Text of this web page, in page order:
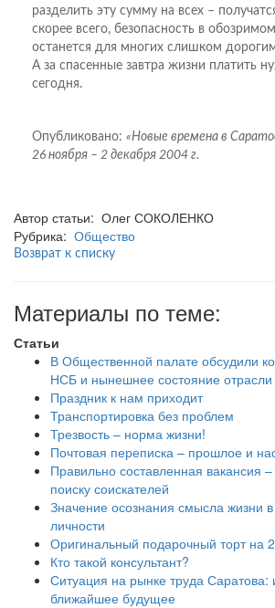
разделить эту сумму на всех –
скорее всего, безопасность в
останется для многих слишком
А за спасенные завтра жизни платить
сегодня.
Опубликовано: «Новые времена в
26 ноября – 2 декабря 2004 г.
Автор статьи: Олег СОКОЛЕНКО
Рубрика: Общество
Возврат к списку
Материалы по теме:
Статьи
В Общественной палате обсудили
НСБ и нынешнее состояние отрасли
Праздник к нам приходит
Транспортировка без проблем
Трезвость – норма жизни!
Почтовая переписка – прошлое и
Правильно составленная вакансия –
поиску соискателей
Значение осознания смысла жизни
личности
Оригинальный подарочный торт на
Кто такой консультант?
Ситуация на рынке труда Саратова:
ближайшее будущее